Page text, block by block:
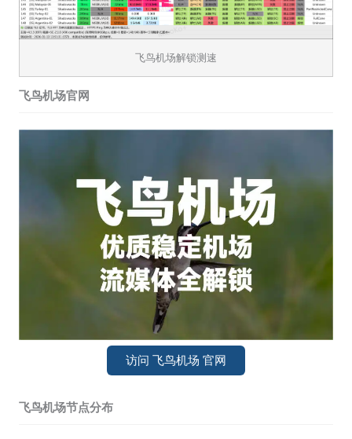
飞鸟机场解锁测速
飞鸟机场官网
访问 飞鸟机场 官网
飞鸟机场节点分布